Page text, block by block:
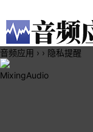
音频应用 › › 隐私提醒
MixingAudio